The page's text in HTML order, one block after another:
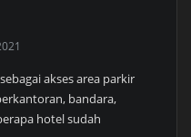
akses area parkir
bandara,
hotel sudah